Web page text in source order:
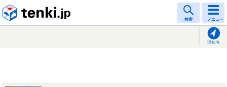
検索 メニュー
現在地